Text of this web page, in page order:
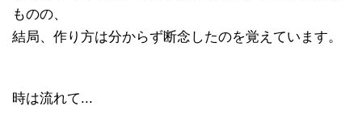
ものの、
結局、作り方は分からず断念したのを覚えています。
時は流れて...